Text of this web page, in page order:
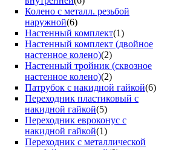
Колено с металл. резьбой
наружной(6)
Настенный комплект(1)
Настенный комплект (двойное
настенное колено)(2)
Настенный тройник (сквозное
настенное колено)(2)
Патрубок с накидной гайкой(6)
Переходник пластиковый с
накидной гайкой(5)
Переходник евроконус с
накидной гайкой(1)
Переходник с металлической